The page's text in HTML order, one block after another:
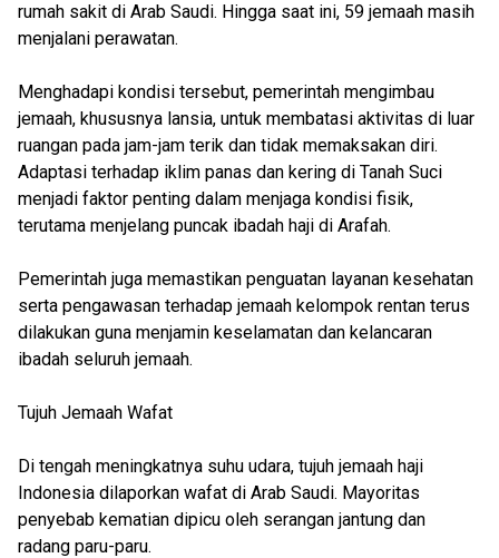
rumah sakit di Arab Saudi. Hingga saat ini, 59 jemaah masih
menjalani perawatan.
Menghadapi kondisi tersebut, pemerintah mengimbau
jemaah, khususnya lansia, untuk membatasi aktivitas di luar
ruangan pada jam-jam terik dan tidak memaksakan diri.
Adaptasi terhadap iklim panas dan kering di Tanah Suci
menjadi faktor penting dalam menjaga kondisi fisik,
terutama menjelang puncak ibadah haji di Arafah.
Pemerintah juga memastikan penguatan layanan kesehatan
serta pengawasan terhadap jemaah kelompok rentan terus
dilakukan guna menjamin keselamatan dan kelancaran
ibadah seluruh jemaah.
Tujuh Jemaah Wafat
Di tengah meningkatnya suhu udara, tujuh jemaah haji
Indonesia dilaporkan wafat di Arab Saudi. Mayoritas
penyebab kematian dipicu oleh serangan jantung dan
radang paru-paru.